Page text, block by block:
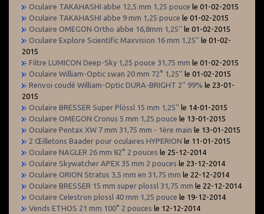
Oculaire TAKAHASHI abbe 12,5 mm 1,25 pouce le 01-02-2015
Oculaire TAKAHASHI abbe 9 mm 1,25 pouce le 01-02-2015
Oculaire OMEGON Ortho abbe 16,8mm 1,25'' le 01-02-2015
Oculaire Explore Scientific Maxvision 16 mm 1,25'' le 01-02-
2015
Filtre LUMICON Deep-Sky 1,25 pouce 31,75 mm le 01-02-2015
Oculaire William-Optic swan 20 mm 72° 1,25'' le 01-02-2015
Renvoi coudé William-Optic DURA-BRIGHT 2'' 99% le 23-01-
2015
Oculaire BRESSER Super Plössl 15 mm 1,25'' le 14-01-2015
Oculaire OMEGON Cronus 5 mm 1,25 pouce le 13-01-2015
Oculaire Pentax XW 7 mm 31,75 mm - 1ère main le 13-01-2015
2 Œilletons Baader pour oculaires HYPERION le 11-01-2015
Oculaire NAGLER 26 mm 82° 2 pouces le 25-12-2014
Oculaire Skywatcher APEX 35 mm 2 pouces le 23-12-2014
Oculaire ORION Stratus 3,5 mm en 31,75 mm le 22-12-2014
Oculaire BRESSER 15 mm super plossl 31,75 mm le 22-12-2014
Oculaire Celestron plossl 40 mm 1,25 pouce le 19-12-2014
Vends ETHOS 21 mm 100° 2 pouces le 12-12-2014